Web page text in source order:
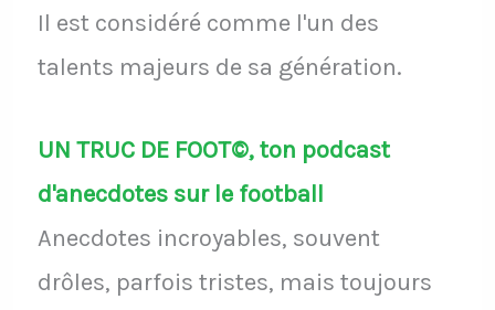
Il est considéré comme l'un des
talents majeurs de sa génération.
UN TRUC DE FOOT©, ton podcast
d'anecdotes sur le football
Anecdotes incroyables, souvent
drôles, parfois tristes, mais toujours